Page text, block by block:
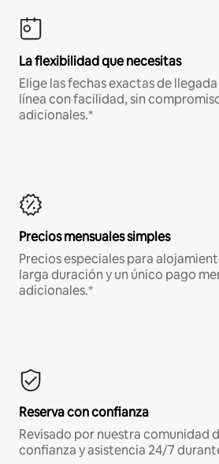
La flexibilidad que necesitas
Elige las fechas exactas de
línea con facilidad, sin
adicionales.*
Precios mensuales simples
Precios especiales para
larga duración y un único pago
adicionales.*
Reserva con confianza
Revisado por nuestra comunidad
confianza y asistencia 24/7